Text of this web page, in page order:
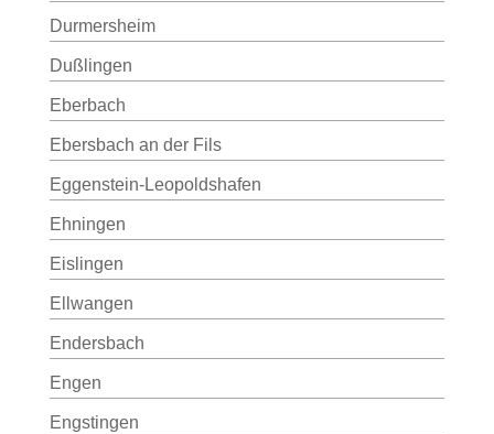
Durmersheim
Dußlingen
Eberbach
Ebersbach an der Fils
Eggenstein-Leopoldshafen
Ehningen
Eislingen
Ellwangen
Endersbach
Engen
Engstingen